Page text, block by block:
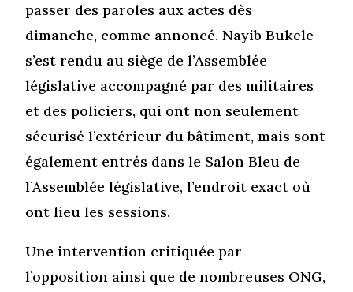
passer des paroles aux actes dès
dimanche, comme annoncé. Nayib Bukele
s’est rendu au siège de l’Assemblée
législative accompagné par des militaires
et des policiers, qui ont non seulement
sécurisé l’extérieur du bâtiment, mais sont
également entrés dans le Salon Bleu de
l’Assemblée législative, l’endroit exact où
ont lieu les sessions.
Une intervention critiquée par
l’opposition ainsi que de nombreuses ONG,